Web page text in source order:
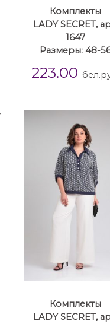
Комплекты
LADY SECRET,
1647
Размеры: 48-
223.00
Комплекты
LADY SECRET,